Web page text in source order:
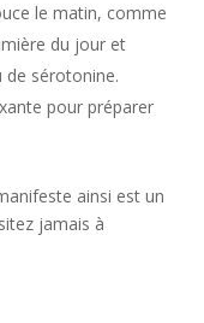
le matin, comme
du jour et
sérotonine.
pour préparer
ainsi est un
jamais à